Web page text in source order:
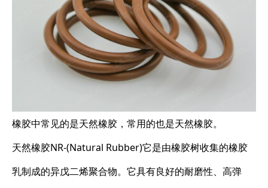
橡胶中常见的是天然橡胶，常用的也是天然橡胶。
天然橡胶NR-(Natural Rubber)它是由橡胶树收集的橡胶
乳制成的异戊二烯聚合物。它具有良好的耐磨性、高弹